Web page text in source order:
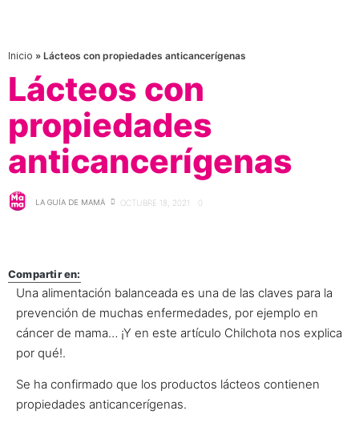
Inicio » Lácteos con propiedades anticancerígenas
Lácteos con
propiedades
anticancerígenas
LA GUÍA DE MAMÁ OCTUBRE 18, 2021 0
Compartir en:
Una alimentación balanceada es una de las claves para la
prevención de muchas enfermedades, por ejemplo en
cáncer de mama… ¡Y en este artículo Chilchota nos explica
por qué!.
Se ha confirmado que los productos lácteos contienen
propiedades anticancerígenas.